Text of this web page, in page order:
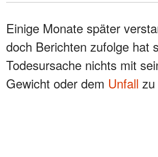
Einige Monate später
doch Berichten zufolge hat
Todesursache nichts mit
Gewicht oder dem Unfall